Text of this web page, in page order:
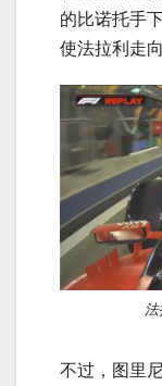
的比诺托手
使法拉利走
法
不过，图里